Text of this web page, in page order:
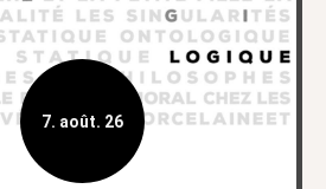
7. août. 26